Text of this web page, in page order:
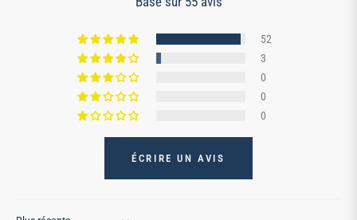
52
3
0
0
0
ÉCRIRE UN AVIS